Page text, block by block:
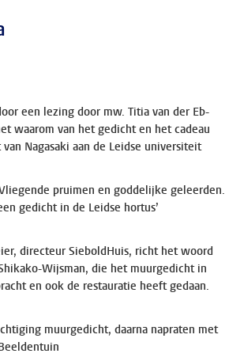
een lezing door mw. Titia van der Eb-
waarom van het gedicht en het cadeau
Nagasaki aan de Leidse universiteit
pruimen en goddelijke geleerden.
gedicht in de Leidse hortus’
directeur SieboldHuis, richt het woord
Wijsman, die het muurgedicht in
en ook de restauratie heeft gedaan.
muurgedicht, daarna napraten met